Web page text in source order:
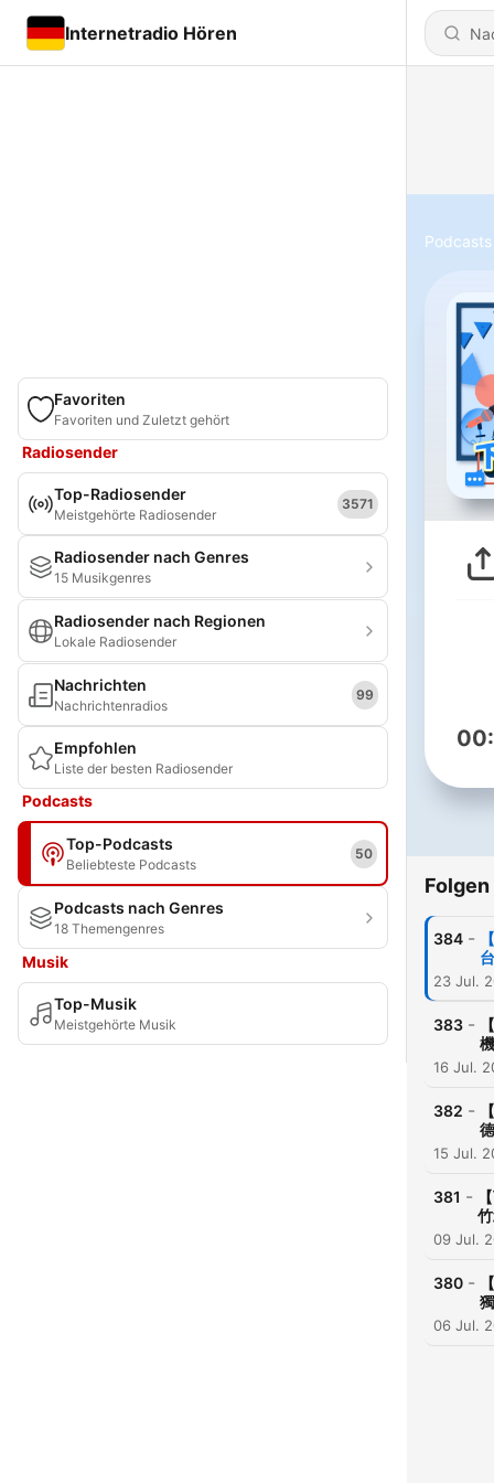
Internetradio Hören
Favoriten
Favoriten und Zuletzt gehört
Radiosender
Top-Radiosender
Meistgehörte Radiosender
3571
Radiosender nach Genres
15 Musikgenres
Radiosender nach Regionen
Lokale Radiosender
Nachrichten
Nachrichtenradios
99
Empfohlen
Liste der besten Radiosender
Podcasts
Top-Podcasts
Beliebteste Podcasts
50
Podcasts nach Genres
18 Themengenres
Musik
Top-Musik
Meistgehörte Musik
Podcasts
Folgen
384 -
23 Jul.
383 -
16 Jul.
382 -
15 Jul.
381 -
09 Jul.
380 -
06 Jul.